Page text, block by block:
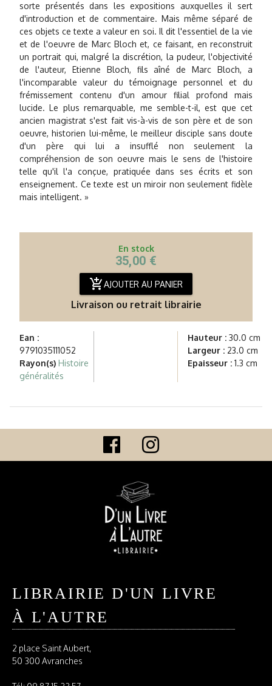
sorte présentés dans les expositions auxquelles il sert
d'introduction et de commentaire. Mais même séparé de
ces objets ce texte a valeur en soi. Il dit l'essentiel de la vie
et de l'oeuvre de Marc Bloch et, ce faisant, en reconstruit
un portrait qui, malgré la discrétion, la pudeur, l'objectivité
de l'auteur, Etienne Bloch, fils aîné de Marc Bloch, a
l'incomparable valeur du témoignage personnel et du
frémissement contenu d'un amour filial profond mais
lucide. Le plus remarquable, me semble-t-il, est que cet
ancien magistrat s'est fait vis-à-vis de son père et de son
oeuvre, historien lui-même, le meilleur disciple sans doute
d'un père qui lui a insufflé non seulement la
compréhension de son oeuvre mais le sens de l'histoire
telle qu'il l'a conçue, pratiquée dans ses écrits et son
enseignement. Ce texte est un miroir non seulement fidèle
mais intelligent. »
En stock
35,00 €
add_shopping_cartAJOUTER AU PANIER
Livraison ou retrait librairie
Ean :
9791035111052
Rayon(s) Histoire
généralités
Hauteur : 30.0 cm
Largeur : 23.0 cm
Epaisseur : 1.3 cm
LIBRAIRIE D'UN LIVRE
À L'AUTRE
2 place Saint Aubert,
50 300 Avranches